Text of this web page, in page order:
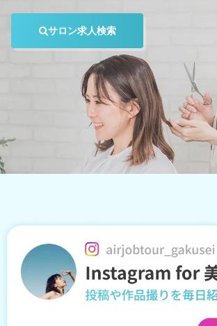
サロン求人検索